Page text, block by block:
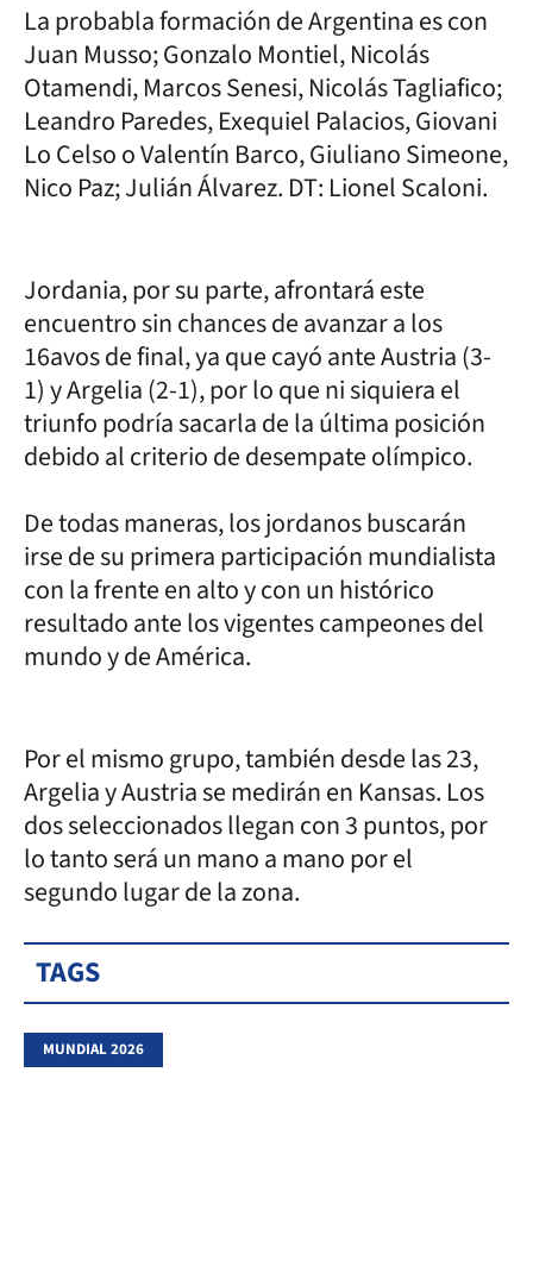
La probabla formación de Argentina es con
Juan Musso; Gonzalo Montiel, Nicolás
Otamendi, Marcos Senesi, Nicolás Tagliafico;
Leandro Paredes, Exequiel Palacios, Giovani
Lo Celso o Valentín Barco, Giuliano Simeone,
Nico Paz; Julián Álvarez. DT: Lionel Scaloni.
Jordania, por su parte, afrontará este
encuentro sin chances de avanzar a los
16avos de final, ya que cayó ante Austria (3-
1) y Argelia (2-1), por lo que ni siquiera el
triunfo podría sacarla de la última posición
debido al criterio de desempate olímpico.
De todas maneras, los jordanos buscarán
irse de su primera participación mundialista
con la frente en alto y con un histórico
resultado ante los vigentes campeones del
mundo y de América.
Por el mismo grupo, también desde las 23,
Argelia y Austria se medirán en Kansas. Los
dos seleccionados llegan con 3 puntos, por
lo tanto será un mano a mano por el
segundo lugar de la zona.
TAGS
MUNDIAL 2026